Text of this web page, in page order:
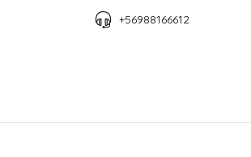
+56988166612